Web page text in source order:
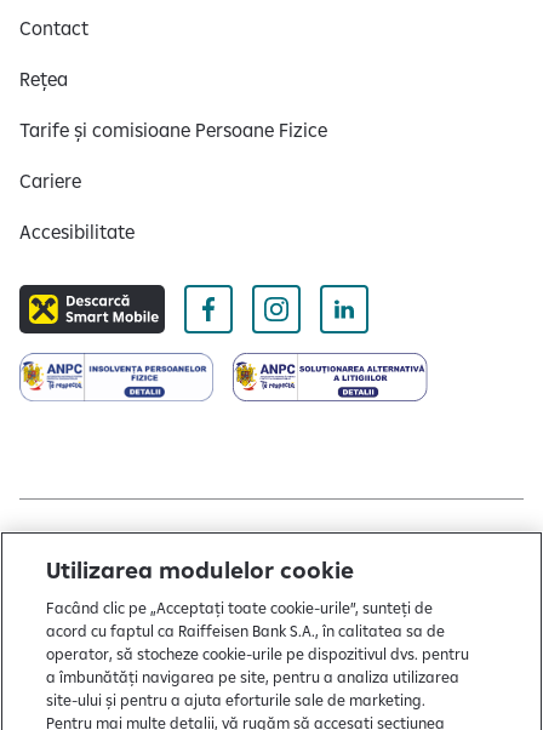
Contact
Rețea
Tarife și comisioane Persoane Fizice
Cariere
Accesibilitate
Termeni și condiții
Politică de utilizare cookies
Preferințe cookie-uri
Politica de confidențialitate
Utilizarea modulelor cookie
Facând clic pe „Acceptați toate cookie-urile”, sunteți de
acord cu faptul ca Raiffeisen Bank S.A., în calitatea sa de
operator, să stocheze cookie-urile pe dispozitivul dvs. pentru
a îmbunătăți navigarea pe site, pentru a analiza utilizarea
site-ului și pentru a ajuta eforturile sale de marketing.
Pentru mai multe detalii, vă rugăm să accesați secțiunea